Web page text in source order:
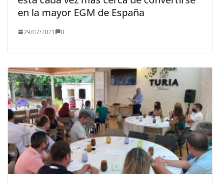
en la mayor EGM de España
29/07/2021 0